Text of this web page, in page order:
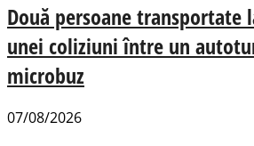
Două persoane transportate
unei coliziuni între un
microbuz
07/08/2026